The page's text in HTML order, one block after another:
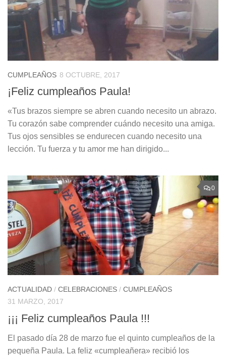
CUMPLEAÑOS 8 OCTUBRE, 2017
¡Feliz cumpleaños Paula!
«Tus brazos siempre se abren cuando necesito un abrazo.
Tu corazón sabe comprender cuándo necesito una amiga.
Tus ojos sensibles se endurecen cuando necesito una
lección. Tu fuerza y tu amor me han dirigido...
0
ACTUALIDAD / CELEBRACIONES / CUMPLEAÑOS
31 MARZO, 2017
¡¡¡ Feliz cumpleaños Paula !!!
El pasado día 28 de marzo fue el quinto cumpleaños de la
pequeña Paula. La feliz «cumpleañera» recibió los